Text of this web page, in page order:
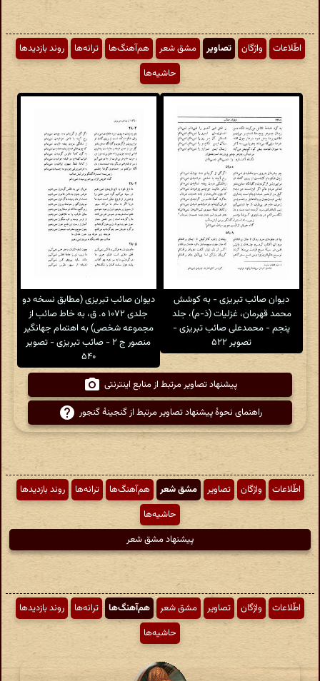
اطّلاعات واژگان تصاویر مشق شعر هم‌آهنگ‌ها ترانه‌ها
روند بازدیدها
حاشیه‌ها
دیوان صائب تبریزی - به کوشش
محمد قهرمان، غزلیات (ذ-م)، جلد
پنجم - محمدعلی صائب تبریزی -
تصویر ۵۲۲
دیوان صائب تبریزی (مطابق نسخه دو
جلدی ۱۰۷۲ ه. ق، به خاط صائب از
مجموعه شخصی) به اهتمام جهانگیر
منصور ج ۲ - صائب تبریزی - تصویر
۵۴۰
پیشنهاد تصاویر مرتبط از منابع اینترنتی
راهنمای نحوهٔ پیشنهاد تصاویر مرتبط از گنجینهٔ گنجور
اطّلاعات واژگان تصاویر مشق شعر هم‌آهنگ‌ها ترانه‌ها
روند بازدیدها
حاشیه‌ها
پیشنهاد مشق شعر
اطّلاعات واژگان تصاویر مشق شعر هم‌آهنگ‌ها ترانه‌ها
روند بازدیدها
حاشیه‌ها